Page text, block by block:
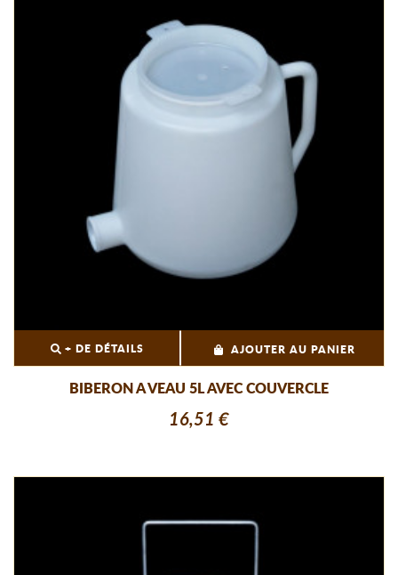
+ DE DÉTAILS AJOUTER AU PANIER
BIBERON A VEAU 5L AVEC COUVERCLE
16,51 €